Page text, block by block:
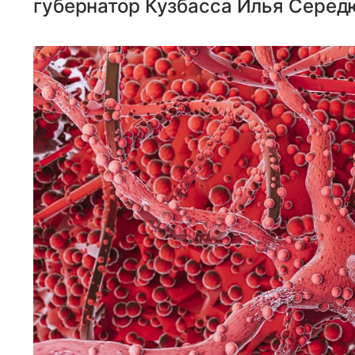
губернатор Кузбасса Илья